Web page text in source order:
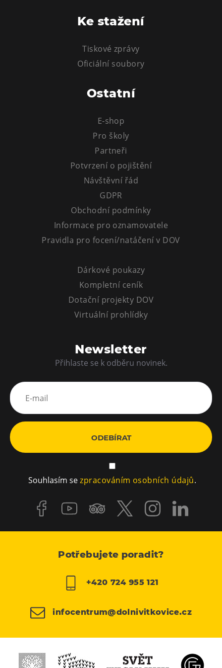
Ke stažení
Tiskové zprávy
Oficiální soubory
Ostatní
E-shop
Pro školy
Partneři
Potvrzení o pojištění
Návštěvní řád
GDPR
Obchodní podmínky
Informace pro oznamovatele
Pravidla pro focení/natáčení v DOV
Dárkové poukazy
Kompletní ceník
Dotační projekty DOV
Virtuální prohlídky
Newsletter
Přihlaste se k odběru novinek.
ODEBÍRAT
Souhlasím sezpracováním osobních údajů.
Potřebujete poradit?
+420 724 955 121
infocentrum@dolnivitkovice.cz